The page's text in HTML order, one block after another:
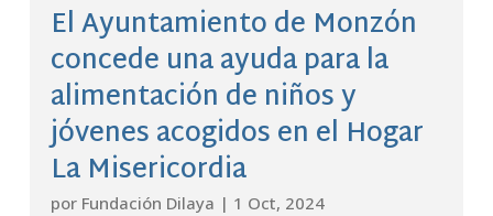
El Ayuntamiento de Monzón
concede una ayuda para la
alimentación de niños y
jóvenes acogidos en el Hogar
La Misericordia
por Fundación Dilaya | 1 Oct, 2024